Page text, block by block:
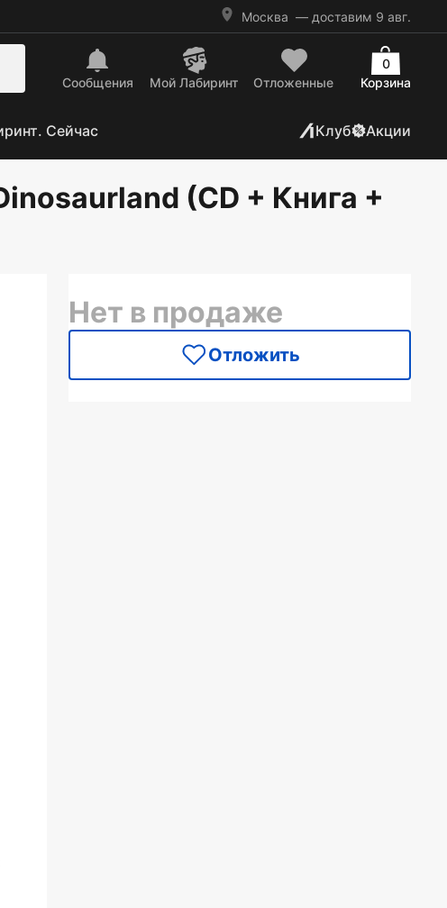
Москва — доставим 9 авг.
Сообщения Mой Лабиринт Отложенные Корзина
0
Сейчас Клуб Акции
(CD + Книга +
Нет в продаже
Отложить